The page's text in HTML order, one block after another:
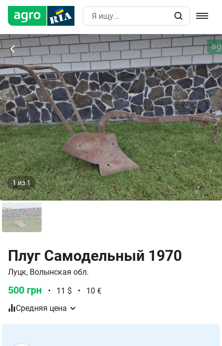
1из1
Плуг Самодельный 1970
Луцк, Волынская обл.
500 грн • 11 $ •
10 €
Средняя цена